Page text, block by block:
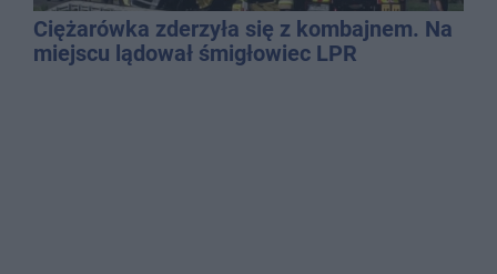
Ciężarówka zderzyła się z kombajnem. Na
miejscu lądował śmigłowiec LPR